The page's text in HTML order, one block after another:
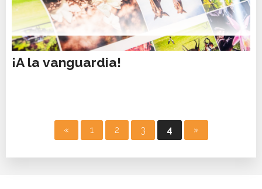
07 FEB, 2018
¡A la vanguardia!
« 1 2 3 4 »